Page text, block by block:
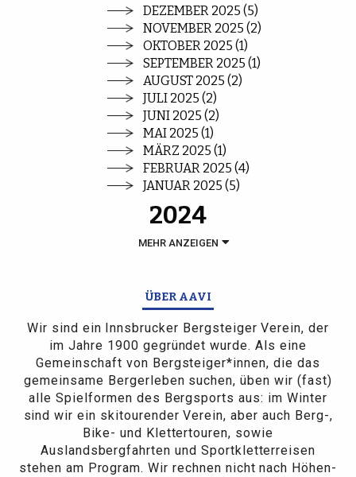
DEZEMBER 2025 (5)
NOVEMBER 2025 (2)
OKTOBER 2025 (1)
SEPTEMBER 2025 (1)
AUGUST 2025 (2)
JULI 2025 (2)
JUNI 2025 (2)
MAI 2025 (1)
MÄRZ 2025 (1)
FEBRUAR 2025 (4)
JANUAR 2025 (5)
2024
MEHR ANZEIGEN
ÜBER AAVI
Wir sind ein Innsbrucker Bergsteiger Verein, der
im Jahre 1900 gegründet wurde. Als eine
Gemeinschaft von Bergsteiger*innen, die das
gemeinsame Bergerleben suchen, üben wir (fast)
alle Spielformen des Bergsports aus: im Winter
sind wir ein skitourender Verein, aber auch Berg-,
Bike- und Klettertouren, sowie
Auslandsbergfahrten und Sportkletterreisen
stehen am Program. Wir rechnen nicht nach Höhen-